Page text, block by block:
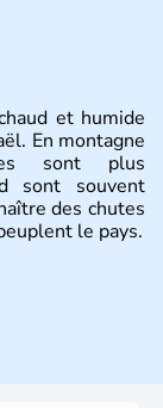
et humide
En montagne
sont plus
sont souvent
des chutes
le pays.
Méditerranée,